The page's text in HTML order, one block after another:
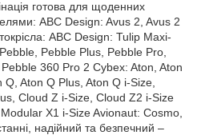
готова для щоденних
ABC Design: Avus 2, Avus 2
ABC Design: Tulip Maxi-
Pebble Plus, Pebble Pro,
360 Pro 2 Cybex: Aton, Aton
Aton Q Plus, Aton Q i-Size,
Cloud Z i-Size, Cloud Z2 i-Size
X1 i-Size Avionaut: Cosmo,
надійний та безпечний –